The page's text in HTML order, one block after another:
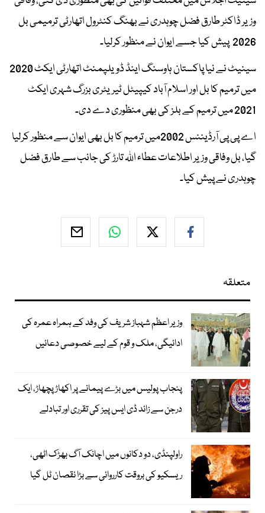
وزیر ڈاکٹر طارق فضل چوہدری نے بھنگ کنٹرول اتھارٹی ترمیمی بل
2026 پیش کیا جسے ایوان نے منظور کرلیا۔
سینیٹ نے نیا پاکستان ہاوسنگ اینڈ ڈویلپمنٹ اتھارٹی ایکٹ 2020
میں ترمیم کا بل اور اسلام آباد کیپیٹل ٹیریٹری بزرگ شہری ایکٹ
2021 میں ترمیم کے بلز کی بھی منظوری دے دی۔
اے پی پی آرڈیننس 2002میں ترمیم کا بل بھی ایوان سے منظور کرلیا
گیا، بل وفاقی وزیر اطلاعات عطاء اللہ تارڑ کی جانب سے طارق فضل
چوہدری نے پیش کیا۔
متعلقہ
وزیر اعظم شہباز شریف کی وفد کے ہمراہ عمرہ کی
ادائیگی، ملک و قوم کے لیے خصوصی دعائیں
پنجاب پولیس میں بڑے پیمانے پر اکھاڑ پچھاڑ، ایک
درجن سے زائد ڈی ایس پیز کی تقرری اور تبادلے
راولپنڈی، دو دکانوں میں اچانک آگ بھڑک اٹھی،
ریسکیو کی بروقت کارروائی سے بڑا نقصان ٹل گیا